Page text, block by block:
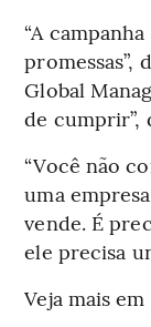
“A
promessas”,
Global
de cumprir”,
“Você não
uma
vende. É
ele precisa
Veja mais